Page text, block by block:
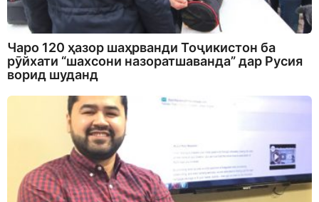
Чаро 120 ҳазор шаҳрванди Тоҷикистон ба
рӯйхати “шахсони назоратшаванда” дар Русия
ворид шуданд